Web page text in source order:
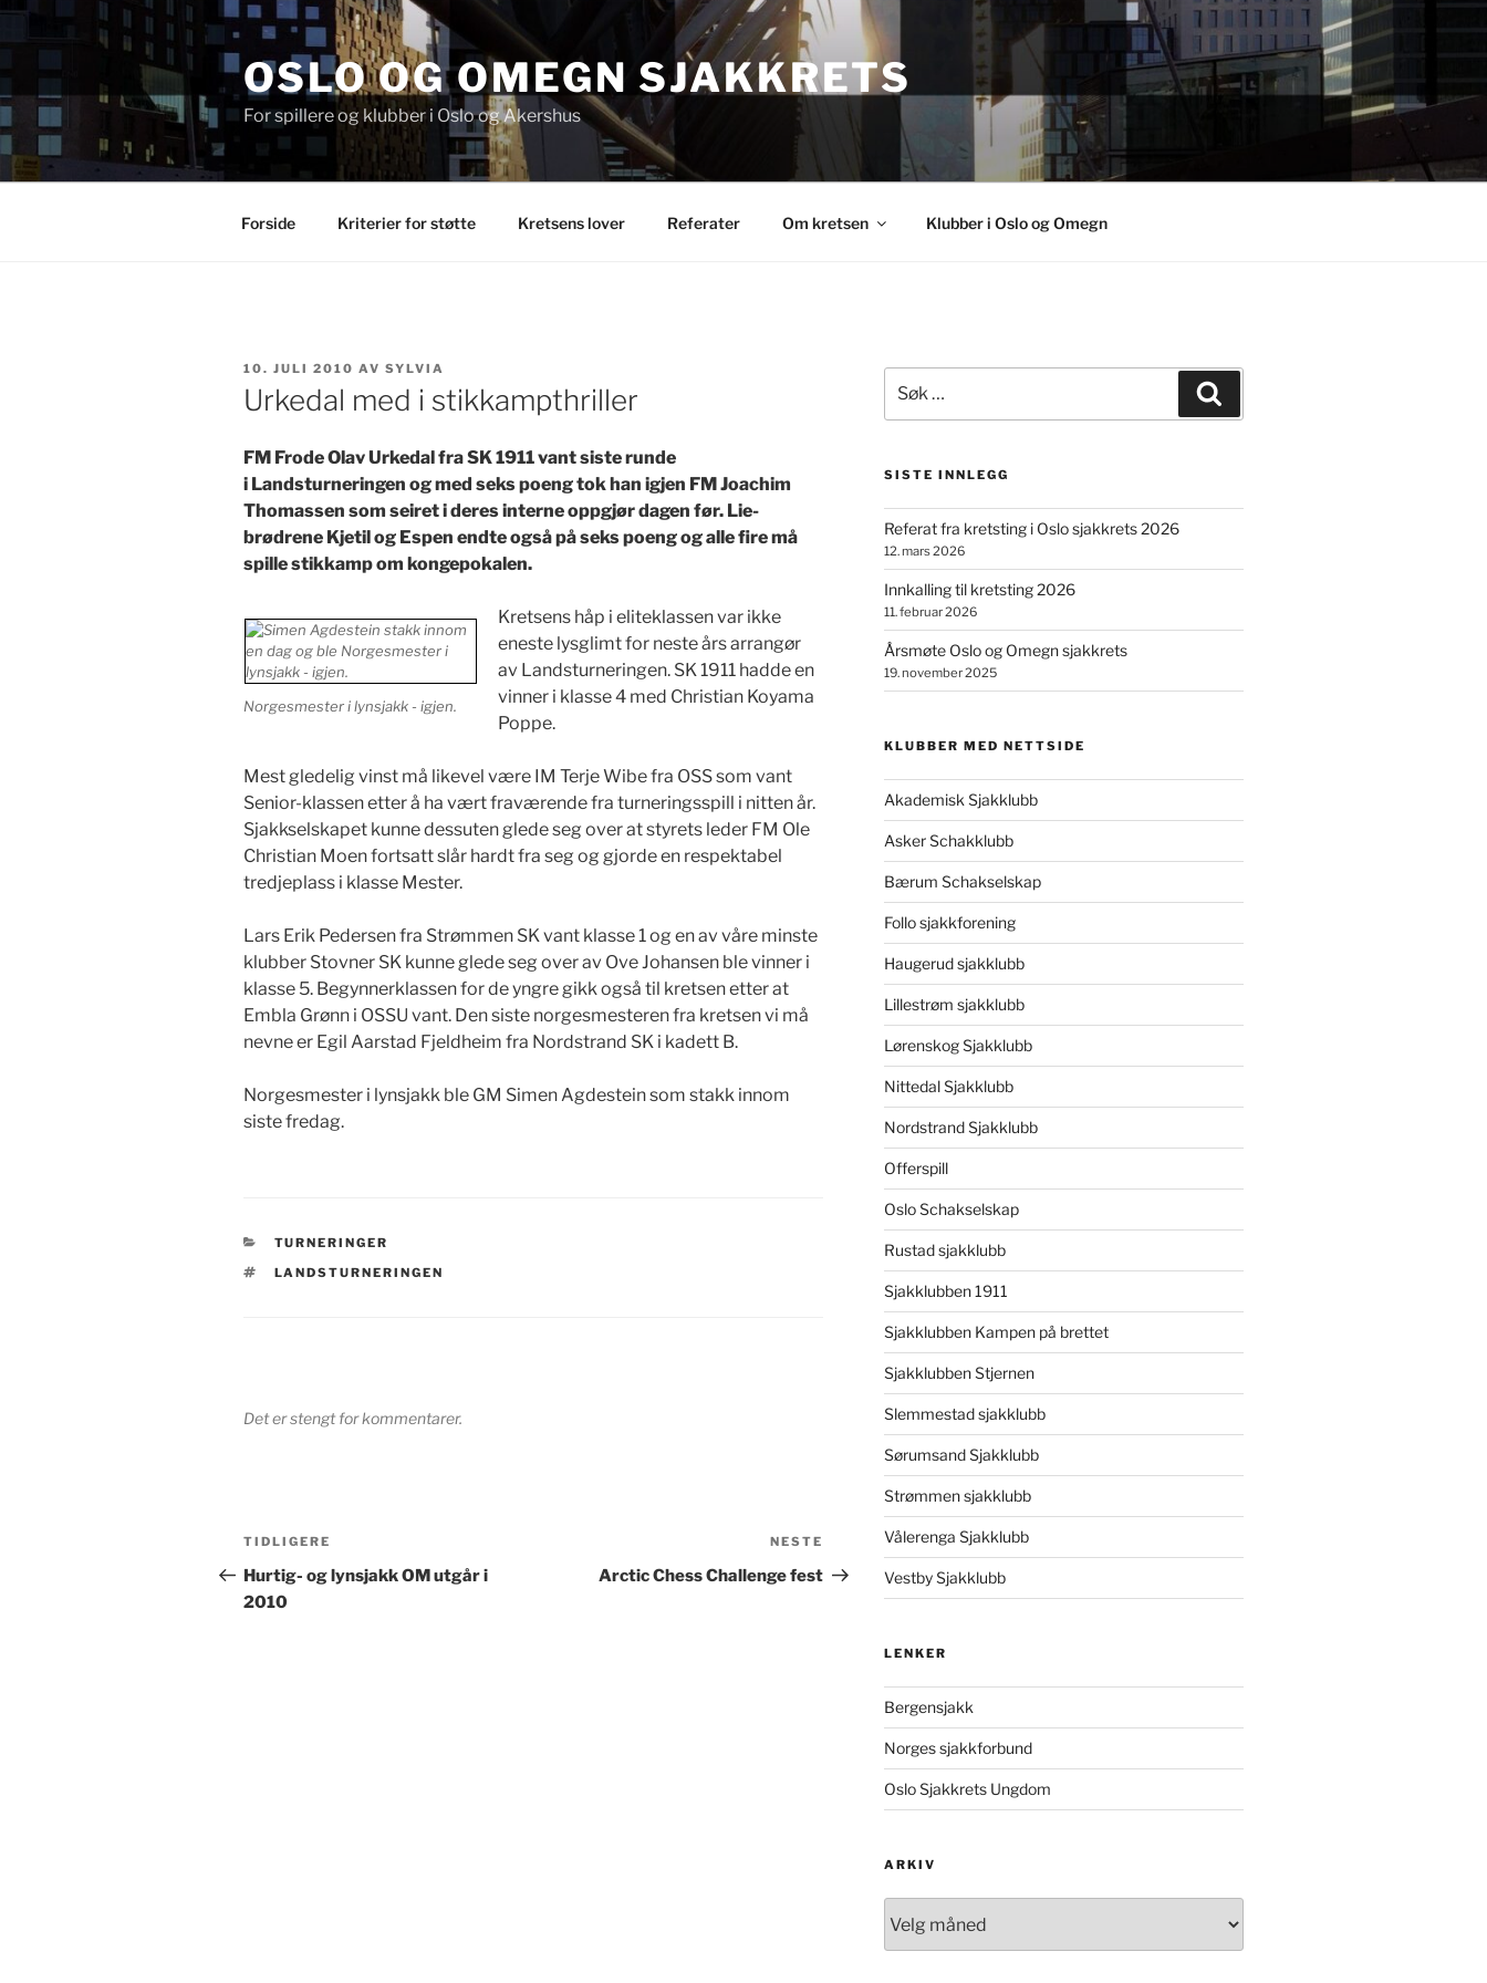
Gå
innhold
OSLO OG OMEGN SJAKKRETS
For spillere og klubber i Oslo og Akershus
Forside Kriterier for støtte Kretsens lover Referater Om kretsen Klubber i Oslo og Omegn
PUBLISERT
10. JULI 2010 AV SYLVIA
Urkedal med i stikkampthriller
FM Frode Olav Urkedal fra SK 1911 vant siste runde
i Landsturneringen og med seks poeng tok han igjen FM Joachim
Thomassen som seiret i deres interne oppgjør dagen før. Lie-
brødrene Kjetil og Espen endte også på seks poeng og alle fire må
spille stikkamp om kongepokalen.
Norgesmester i lynsjakk - igjen.
Kretsens håp i eliteklassen var ikke
eneste lysglimt for neste års arrangør
av Landsturneringen. SK 1911 hadde en
vinner i klasse 4 med Christian Koyama
Poppe.
Mest gledelig vinst må likevel være IM Terje Wibe fra OSS som vant
Senior-klassen etter å ha vært fraværende fra turneringsspill i nitten år.
Sjakkselskapet kunne dessuten glede seg over at styrets leder FM Ole
Christian Moen fortsatt slår hardt fra seg og gjorde en respektabel
tredjeplass i klasse Mester.
Lars Erik Pedersen fra Strømmen SK vant klasse 1 og en av våre minste
klubber Stovner SK kunne glede seg over av Ove Johansen ble vinner i
klasse 5. Begynnerklassen for de yngre gikk også til kretsen etter at
Embla Grønn i OSSU vant. Den siste norgesmesteren fra kretsen vi må
nevne er Egil Aarstad Fjeldheim fra Nordstrand SK i kadett B.
Norgesmester i lynsjakk ble GM Simen Agdestein som stakk innom
siste fredag.
KATEGORIER
TURNERINGER
STIKKORD
LANDSTURNERINGEN
Det er stengt for kommentarer.
Innleggsnavigasjon
Forrige
innlegg
TIDLIGERE
Hurtig- og lynsjakk OM utgår i
2010
innlegg
NESTE
Arctic Chess Challenge fest
etter:
SISTE INNLEGG
Referat fra kretsting i Oslo sjakkrets 2026
12. mars 2026
Innkalling til kretsting 2026
11. februar 2026
Årsmøte Oslo og Omegn sjakkrets
19. november 2025
KLUBBER MED NETTSIDE
Akademisk Sjakklubb
Asker Schakklubb
Bærum Schakselskap
Follo sjakkforening
Haugerud sjakklubb
Lillestrøm sjakklubb
Lørenskog Sjakklubb
Nittedal Sjakklubb
Nordstrand Sjakklubb
Offerspill
Oslo Schakselskap
Rustad sjakklubb
Sjakklubben 1911
Sjakklubben Kampen på brettet
Sjakklubben Stjernen
Slemmestad sjakklubb
Sørumsand Sjakklubb
Strømmen sjakklubb
Vålerenga Sjakklubb
Vestby Sjakklubb
LENKER
Bergensjakk
Norges sjakkforbund
Oslo Sjakkrets Ungdom
ARKIV